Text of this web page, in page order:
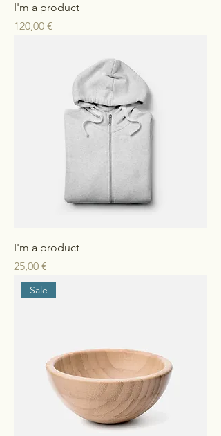
I'm a product
Preis
120,00 €
I'm a product
Preis
25,00 €
Sale